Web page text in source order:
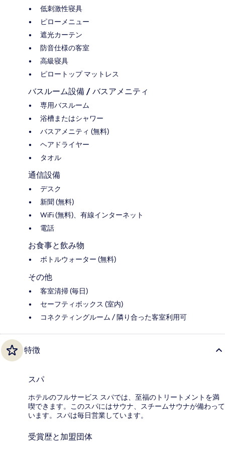
低刺激性寝具
ピローメニュー
遮光カーテン
防音仕様の客室
高級寝具
ピロートップ マットレス
バスルーム設備 / バスアメニティ
専用バスルーム
浴槽またはシャワー
バスアメニティ (無料)
ヘアドライヤー
タオル
通信設備
デスク
新聞 (無料)
WiFi (無料)、有線インターネット
電話
お食事と飲み物
ボトルウォーター (無料)
その他
客室清掃 (毎日)
セーフティボックス (室内)
コネクティングルーム / 隣り合った客室利用可
特徴
スパ
ホテルのフルサービス スパでは、至福のトリートメントを満
喫できます。このスパにはサウナ、スチームサウナが備わって
います。スパは毎日営業しています。
受賞歴と加盟団体